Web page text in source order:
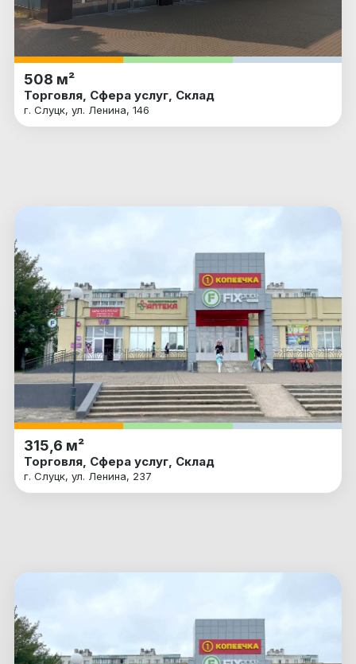
508 м²
Торговля, Сфера услуг, Склад
г. Слуцк, ул. Ленина, 146
315,6 м²
Торговля, Сфера услуг, Склад
г. Слуцк, ул. Ленина, 237